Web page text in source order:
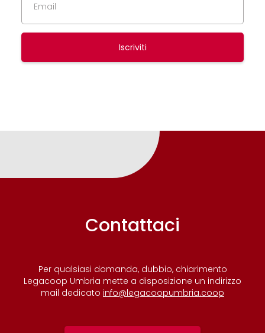
Iscriviti
Contattaci
Per qualsiasi domanda, dubbio, chiarimento
Legacoop Umbria mette a disposizione un indirizzo
mail dedicato info@legacoopumbria.coop